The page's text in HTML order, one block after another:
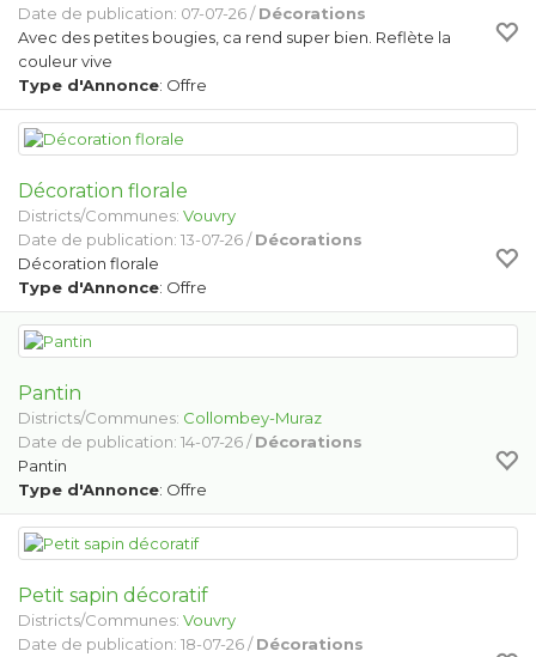
Date de publication: 07-07-26 /Décorations
Avec des petites bougies, ca rend super bien. Reflète la
couleur vive
Type d'Annonce: Offre
Décoration florale
Districts/Communes: Vouvry
Date de publication: 13-07-26 /Décorations
Décoration florale
Type d'Annonce: Offre
Pantin
Districts/Communes: Collombey-Muraz
Date de publication: 14-07-26 /Décorations
Pantin
Type d'Annonce: Offre
Petit sapin décoratif
Districts/Communes: Vouvry
Date de publication: 18-07-26 /Décorations